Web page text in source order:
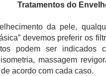
Tratamentos do
da pele,
devemos preferir os
podem ser indicados
massagem
acordo com cada caso.